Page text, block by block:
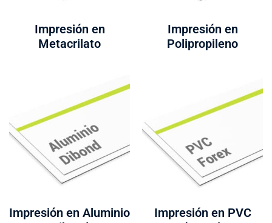
Impresión en
Metacrilato
Impresión en
Polipropileno
Impresión en Aluminio
Impresión en PVC